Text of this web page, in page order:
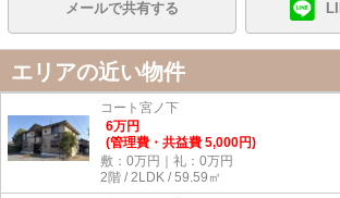
メールで共有する
エリアの近い物件
コート宮ノ下
6万円
(管理費・共益費 5,000円)
敷：0万円｜礼：0万円
2階 / 2LDK / 59.59㎡